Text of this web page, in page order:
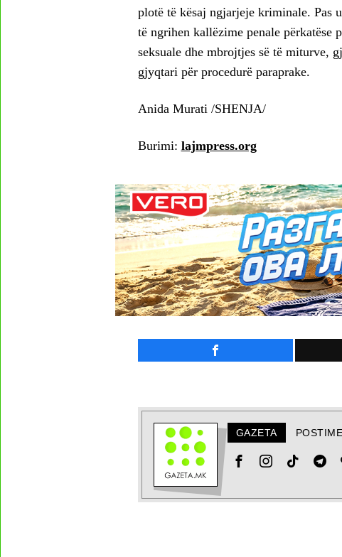
plotë të kësaj ngjarjeje kriminale. Pas
të ngrihen kallëzime penale përkatëse
seksuale dhe mbrojtjes së të miturve,
gjyqtari për procedurë paraprake.
Anida Murati /SHENJA/
Burimi: lajmpress.org
GAZETA